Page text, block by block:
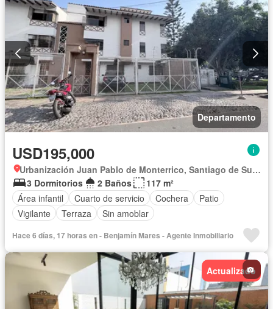
Departamento
USD195,000
Urbanización Juan Pablo de Monterrico, Santiago de Surco
3 Dormitorios
2 Baños
117 m²
Área infantil
Cuarto de servicio Cochera
Patio
Vigilante
Terraza Sin amoblar
Hace 6 días, 17 horas en - Benjamín Mares - Agente Inmobiliario
Actualizado